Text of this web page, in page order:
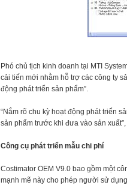
Phó chủ tịch kinh doanh tại MTI
cải tiến mới nhằm hỗ trợ các công ty
động phát triển sản phẩm”.
“Nắm rõ chu kỳ hoạt động phát triển
sản phẩm trước khi đưa vào sản
Công cụ phát triển mẫu chi phí
Costimator OEM V9.0 bao gồm một
mạnh mẽ này cho phép người sử